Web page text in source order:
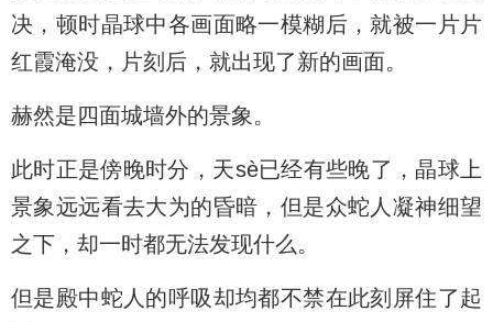
决，顿时晶球中各画面略一模糊后，就被一片片
红霞淹没，片刻后，就出现了新的画面。
赫然是四面城墙外的景象。
此时正是傍晚时分，天sè已经有些晚了，晶球上
景象远远看去大为的昏暗，但是众蛇人凝神细望
之下，却一时都无法发现什么。
但是殿中蛇人的呼吸却均都不禁在此刻屏住了起